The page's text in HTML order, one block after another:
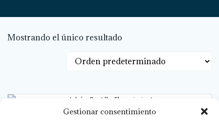
Gestionar consentimiento
Mostrando el único resultado